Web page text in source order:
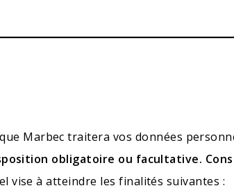
Marbec traitera vos données
obligatoire ou facultative.
vise à atteindre les finalités suivantes :